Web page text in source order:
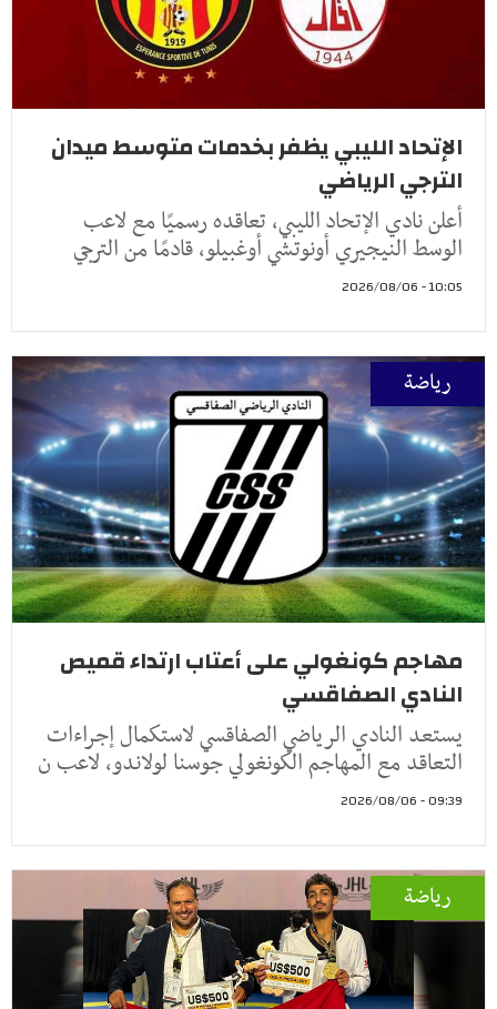
الإتحاد الليبي يظفر بخدمات متوسط ميدان
الترجي الرياضي
أعلن نادي الإتحاد الليبي، تعاقده رسميًا مع لاعب
الوسط النيجيري أونوتشي أوغبيلو، قادمًا من الترجي
10:05 - 2026/08/06
رياضة
مهاجم كونغولي على أعتاب ارتداء قميص
النادي الصفاقسي
يستعد النادي الرياضي الصفاقسي لاستكمال إجراءات
التعاقد مع المهاجم الكونغولي جوسنا لولاندو، لاعب ن
09:39 - 2026/08/06
رياضة